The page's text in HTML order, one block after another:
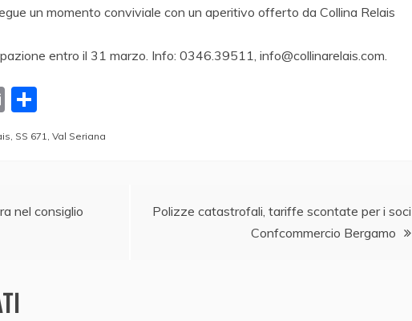
un momento conviviale con un aperitivo offerto da Collina Relais
entro il 31 marzo. Info: 0346.39511, info@collinarelais.com.
E
m
ai
o
n
vi
, SS 671, Val Seriana
nel consiglio
Polizze catastrofali, tariffe scontate per i soci
Confcommercio Bergamo